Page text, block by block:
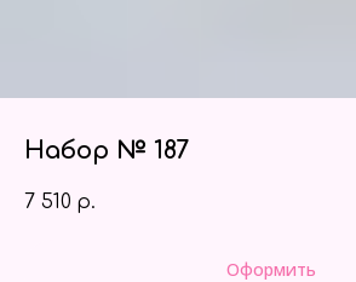
Набор № 187
7 510 р.
Оформить